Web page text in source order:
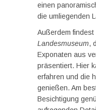
einen
die umliegenden
Außerdem
Landesmuseum,
Exponaten aus
präsentiert. Hier
erfahren und die
genießen. Am
Besichtigung